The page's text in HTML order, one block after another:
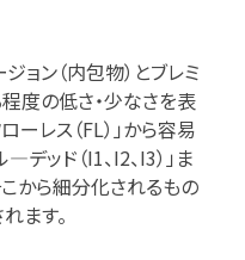
ョン（内包物）とブレミ
度の低さ・少なさを表
ーレス（FL）」から容易
ッド（I1、I2、I3）」ま
から細分化されるもの
ます。